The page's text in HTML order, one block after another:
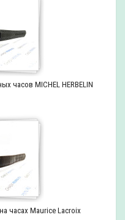
часов MICHEL HERBELIN
часах Maurice Lacroix